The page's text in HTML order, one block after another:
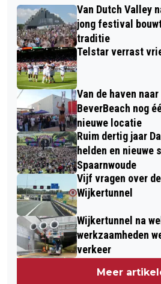
Van Dutch Valley
jong festival
traditie
Telstar verrast
Van de haven
BeverBeach nog
nieuwe locatie
Ruim dertig jaar
helden en nieuwe
Spaarnwoude
Vijf vragen over
Wijkertunnel
Wijkertunnel na
werkzaamheden
verkeer
Meer